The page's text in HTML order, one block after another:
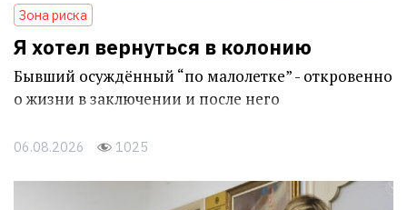
Зона риска
Я хотел вернуться в колонию
Бывший осуждённый “по малолетке” - откровенно
о жизни в заключении и после него
06.08.2026 1025